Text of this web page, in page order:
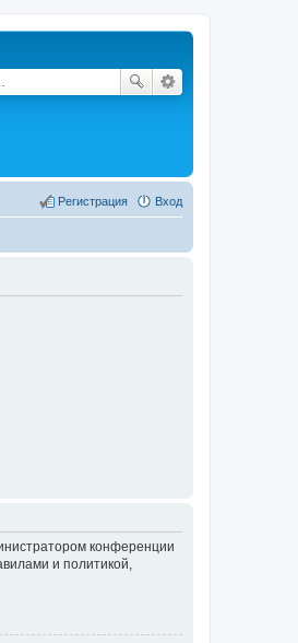
Вход
Регистрация
конференции
и политикой,